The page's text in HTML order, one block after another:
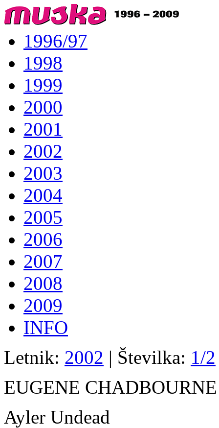
1996/97
1998
1999
2000
2001
2002
2003
2004
2005
2006
2007
2008
2009
INFO
Letnik: 2002 | Številka: 1/2
EUGENE CHADBOURNE
Ayler Undead